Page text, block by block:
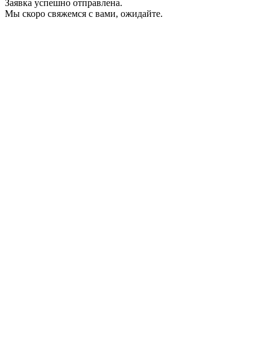
Заявка успешно отправлена.
Мы скоро свяжемся с вами, ожидайте.